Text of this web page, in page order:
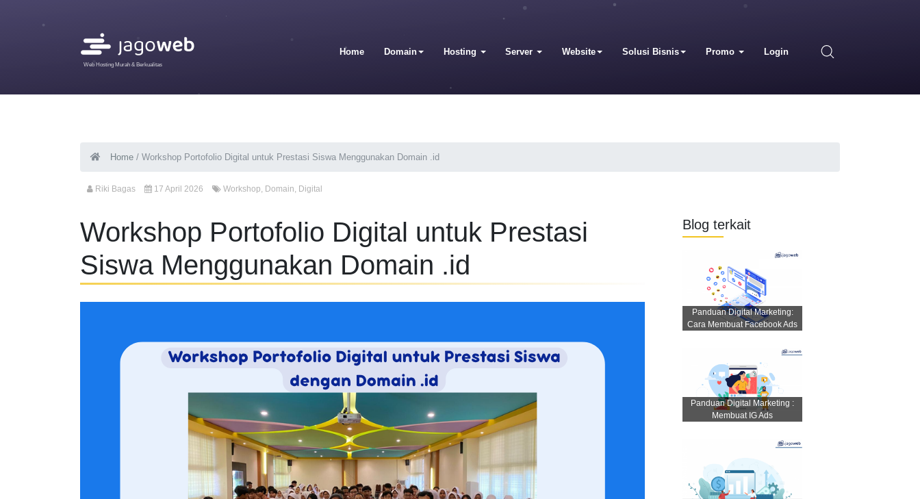
Web Hosting Murah & Berkualitas
Home Domain Hosting Server Website Solusi Bisnis Promo Login
Home / Workshop Portofolio Digital untuk Prestasi Siswa Menggunakan Domain .id
Riki Bagas 17 April 2026 Workshop, Domain, Digital
Workshop Portofolio Digital untuk Prestasi
Siswa Menggunakan Domain .id
Blog terkait
Panduan Digital Marketing:
Cara Membuat Facebook Ads
Panduan Digital Marketing :
Membuat IG Ads